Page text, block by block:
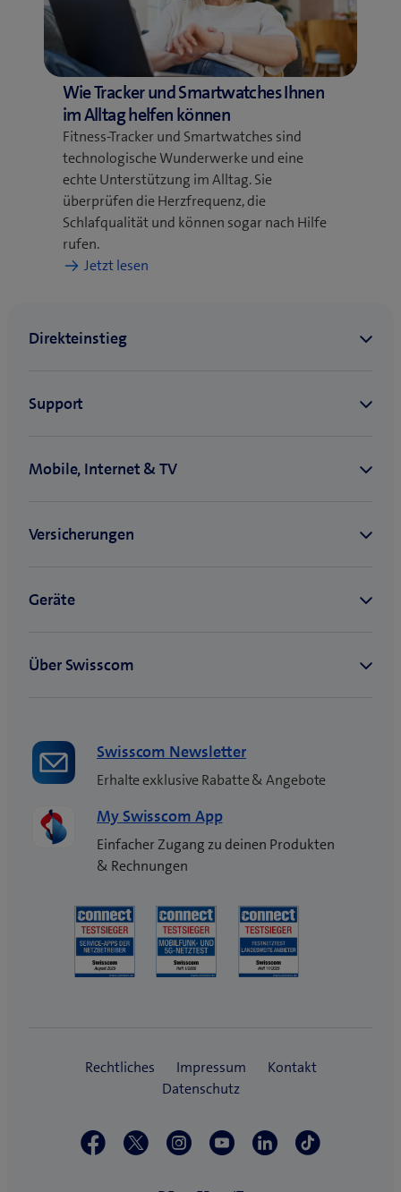
zu
Ihnen?
Wie Tracker und Smartwatches Ihnen
im Alltag helfen können
Fitness-Tracker und Smartwatches sind
technologische Wunderwerke und eine
echte Unterstützung im Alltag. Sie
überprüfen die Herzfrequenz, die
Schlafqualität und können sogar nach Hilfe
rufen.
Jetzt lesen:
Swisscom Newsletter
Erhalte exklusive Rabatte & Angebote
My Swisscom App
Einfacher Zugang zu deinen Produkten
& Rechnungen